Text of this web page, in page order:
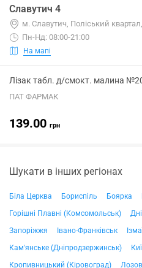
Славутич 4
м. Славутич, Поліський
Пн-Нд: 08:00-21:00
На мапі
Лізак табл. д/смокт. малина
ПАТ ФАРМАК
139.00 грн
Шукати в інших регіонах
Біла Церква Бориспіль Боярка
Горішні Плавні (Комсомольськ)
Запоріжжя
Івано-Франківськ
Кам'янське (Дніпродзержинськ)
Кропивницький (Кіровоград)